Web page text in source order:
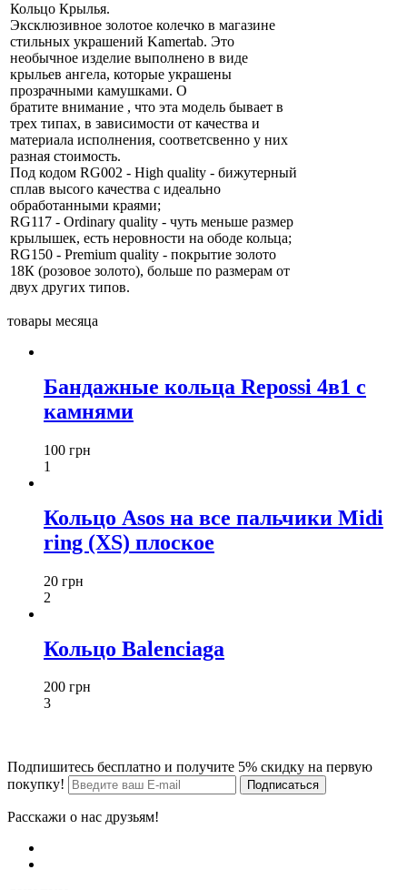
Кольцо Крылья.
Эксклюзивное золотое колечко в магазине
стильных украшений Kamertab. Это
необычное изделие выполнено в виде
крыльев ангела, которые украшены
прозрачными камушками. О
братите внимание , что эта модель бывает в
трех типах, в зависимости от качества и
материала исполнения, соответсвенно у них
разная стоимость.
Под кодом RG002 - High quality - бижутерный
сплав высого качества с идеально
обработанными краями;
RG117 - Ordinary quality - чуть меньше размер
крылышек, есть неровности на ободе кольца;
RG150 - Premium quality - покрытие золото
18К (розовое золото), больше по размерам от
двух других типов.
товары месяца
Бандажные кольца Repossi 4в1 с
камнями
100 грн
1
Кольцо Asos на все пальчики Midi
ring (XS) плоское
20 грн
2
Кольцо Balenciaga
200 грн
3
Подпишитесь бесплатно и получите 5% скидку на первую
покупку!
Расскажи о нас друзьям!